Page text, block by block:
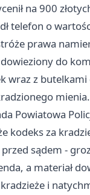
na 900
telefon o
prawa
do
wraz z
mienia.
Powiatowa
kodeks za
sądem -
a materiał
i